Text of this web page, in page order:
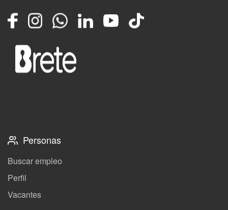
FacebookInstagramWhatsappLinkedInYouTube
TikTok
Personas
Buscar empleo
Perfil
Vacantes